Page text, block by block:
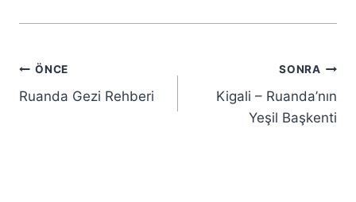
Yazı
gezinmesi
ÖNCE
Ruanda Gezi Rehberi
SONRA
Kigali – Ruanda’nın
Yeşil Başkenti